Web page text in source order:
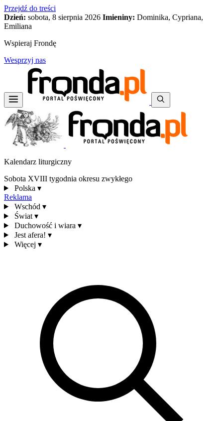
Przejdź do treści
Dzień: sobota, 8 sierpnia 2026 Imieniny: Dominika, Cypriana,
Emiliana
Wspieraj Frondę
Wesprzyj nas
Kalendarz liturgiczny
Sobota XVIII tygodnia okresu zwykłego
Polska ▾
Reklama
Wschód ▾
Świat ▾
Duchowość i wiara ▾
Jest afera! ▾
Więcej ▾